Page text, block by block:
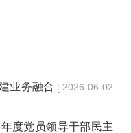
业务融合 [ 2026-06-02
度党员领导干部民主